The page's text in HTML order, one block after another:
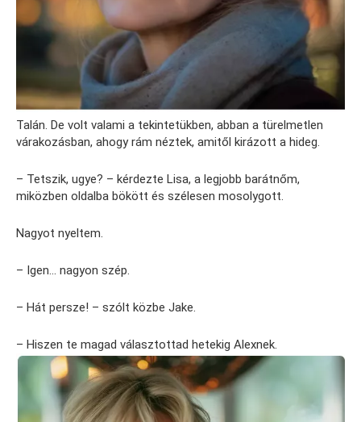
Talán. De volt valami a tekintetükben, abban a türelmetlen
várakozásban, ahogy rám néztek, amitől kirázott a hideg.
– Tetszik, ugye? – kérdezte Lisa, a legjobb barátnőm,
miközben oldalba bökött és szélesen mosolygott.
Nagyot nyeltem.
– Igen… nagyon szép.
– Hát persze! – szólt közbe Jake.
– Hiszen te magad választottad hetekig Alexnek.